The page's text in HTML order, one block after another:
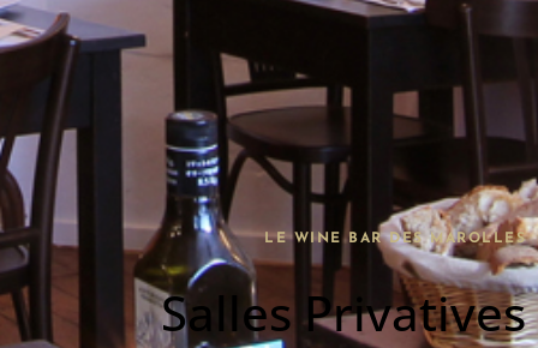
LE WINE BAR DES MAROLLES
Salles Privatives